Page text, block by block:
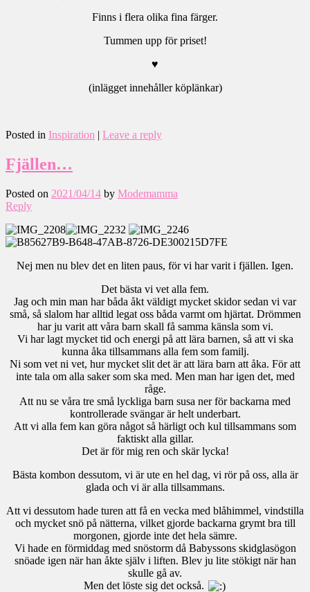
Finns i flera olika fina färger.
Tummen upp för priset!
♥
(inlägget innehåller köplänkar)
Posted in Inspiration | Leave a reply
Fjällen…
Posted on 2021/04/14 by Modemamma
Reply
Nej men nu blev det en liten paus, för vi har varit i fjällen. Igen.
Det bästa vi vet alla fem.
Jag och min man har båda åkt väldigt mycket skidor sedan vi var
små, så slalom har alltid legat oss båda varmt om hjärtat. Drömmen
har ju varit att våra barn skall få samma känsla som vi.
Vi har lagt mycket tid och energi på att lära barnen, så att vi ska
kunna åka tillsammans alla fem som familj.
Ni som vet ni vet, hur mycket slit det är att lära barn att åka. För att
inte tala om alla saker som ska med. Men man har igen det, med
råge.
Att nu se våra tre små lyckliga barn susa ner för backarna med
kontrollerade svängar är helt underbart.
Att vi alla fem kan göra något så härligt och kul tillsammans som
faktiskt alla gillar.
Det är för mig ren och skär lycka!
Bästa kombon dessutom, vi är ute en hel dag, vi rör på oss, alla är
glada och vi är alla tillsammans.
Att vi dessutom hade turen att få en vecka med blåhimmel, vindstilla
och mycket snö på nätterna, vilket gjorde backarna grymt bra till
morgonen, gjorde inte det hela sämre.
Vi hade en förmiddag med snöstorm då Babyssons skidglasögon
snöade igen när han åkte själv i liften. Blev ju lite stökigt när han
skulle gå av.
Men det löste sig det också.